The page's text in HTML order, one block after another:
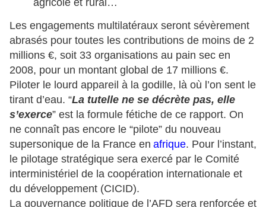
agricole et rural…
Les engagements multilatéraux seront sévèrement
abrasés pour toutes les contributions de moins de 2
millions €, soit 33 organisations au pain sec en
2008, pour un montant global de 17 millions €.
Piloter le lourd appareil à la godille, là où l’on sent le
tirant d’eau. “La tutelle ne se décrète pas, elle
s’exerce” est la formule fétiche de ce rapport. On
ne connaît pas encore le “pilote” du nouveau
supersonique de la France en afrique. Pour l’instant,
le pilotage stratégique sera exercé par le Comité
interministériel de la coopération internationale et
du développement (CICID).
La gouvernance politique de l’AFD sera renforcée et